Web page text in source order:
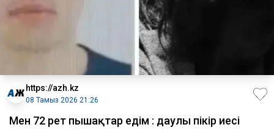
https://azh.kz
08 Тамыз 2026 21:26
Мен 72 рет пышақтар едім : даулы пікір иесі